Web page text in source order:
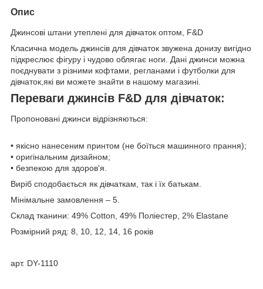
Опис
Джинсові штани утеплені для дівчаток оптом, F&D
Класична модель джинсів для дівчаток звужена донизу вигідно
підкреслює фігуру і чудово облягає ноги. Дані джинси можна
поєднувати з різними кофтами, регланами і футболки для
дівчаток,які ви можете знайти в нашому магазині.
Переваги джинсів F&D для дівчаток:
Пропоновані джинси відрізняються:
• якісно нанесеним принтом (не боїться машинного прання);
• оригінальним дизайном;
• безпекою для здоров'я.
Виріб сподобається як дівчаткам, так і їх батькам.
Мінімальне замовлення – 5.
Склад тканини: 49% Cotton, 49% Поліестер, 2% Elastane
Розмірний ряд: 8, 10, 12, 14, 16 років
арт. DY-1110